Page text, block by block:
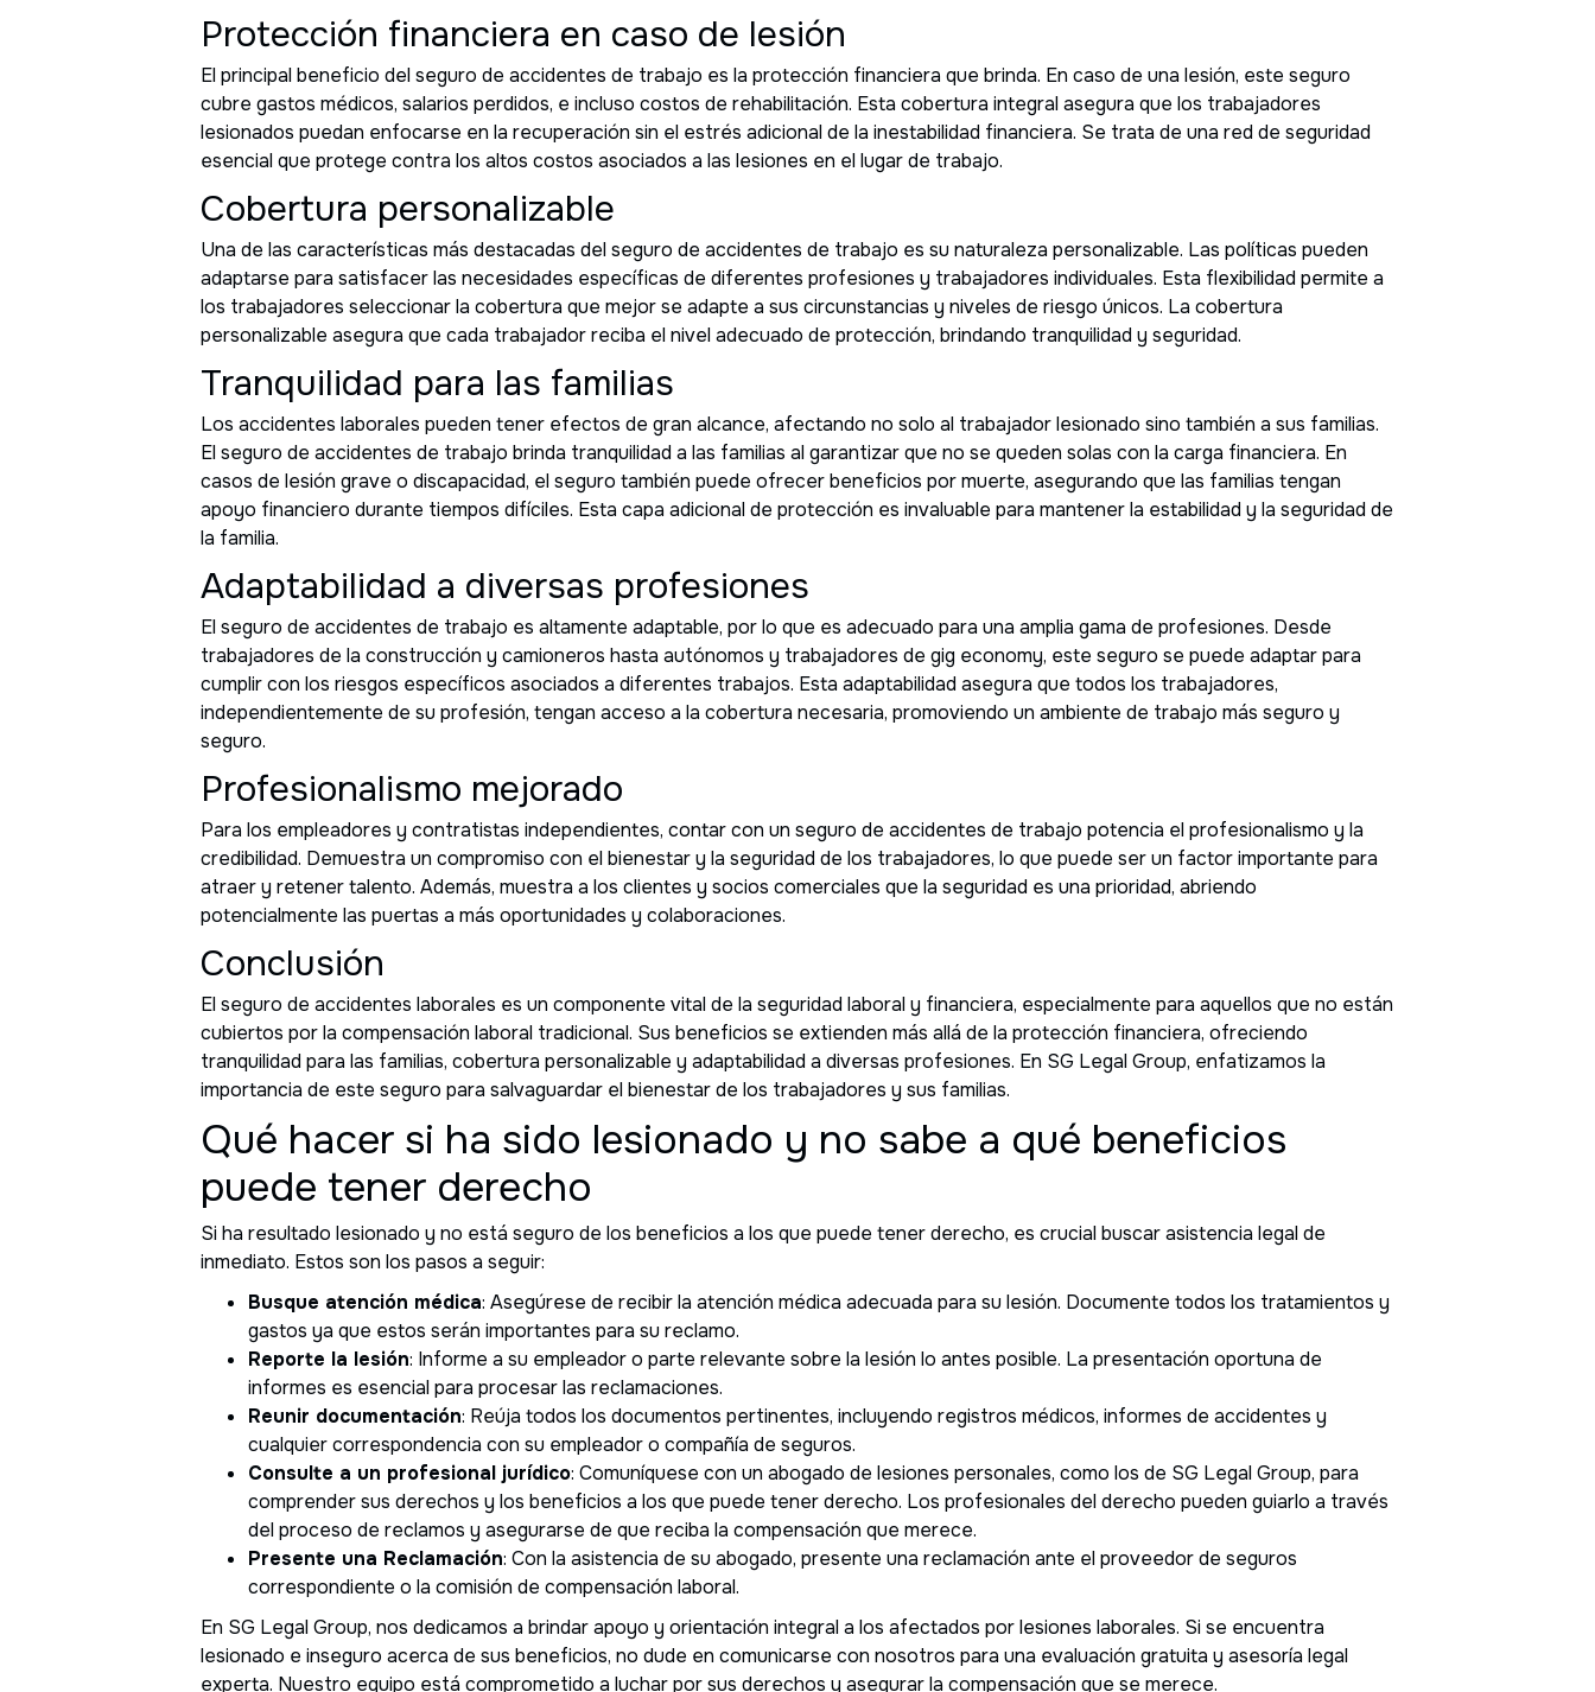
Protección financiera en caso de lesión
El principal beneficio del seguro de accidentes de trabajo es la protección financiera que brinda. En caso de una lesión, este seguro
cubre gastos médicos, salarios perdidos, e incluso costos de rehabilitación. Esta cobertura integral asegura que los trabajadores
lesionados puedan enfocarse en la recuperación sin el estrés adicional de la inestabilidad financiera. Se trata de una red de seguridad
esencial que protege contra los altos costos asociados a las lesiones en el lugar de trabajo.
Cobertura personalizable
Una de las características más destacadas del seguro de accidentes de trabajo es su naturaleza personalizable. Las políticas pueden
adaptarse para satisfacer las necesidades específicas de diferentes profesiones y trabajadores individuales. Esta flexibilidad permite a
los trabajadores seleccionar la cobertura que mejor se adapte a sus circunstancias y niveles de riesgo únicos. La cobertura
personalizable asegura que cada trabajador reciba el nivel adecuado de protección, brindando tranquilidad y seguridad.
Tranquilidad para las familias
Los accidentes laborales pueden tener efectos de gran alcance, afectando no solo al trabajador lesionado sino también a sus familias.
El seguro de accidentes de trabajo brinda tranquilidad a las familias al garantizar que no se queden solas con la carga financiera. En
casos de lesión grave o discapacidad, el seguro también puede ofrecer beneficios por muerte, asegurando que las familias tengan
apoyo financiero durante tiempos difíciles. Esta capa adicional de protección es invaluable para mantener la estabilidad y la seguridad de
la familia.
Adaptabilidad a diversas profesiones
El seguro de accidentes de trabajo es altamente adaptable, por lo que es adecuado para una amplia gama de profesiones. Desde
trabajadores de la construcción y camioneros hasta autónomos y trabajadores de gig economy, este seguro se puede adaptar para
cumplir con los riesgos específicos asociados a diferentes trabajos. Esta adaptabilidad asegura que todos los trabajadores,
independientemente de su profesión, tengan acceso a la cobertura necesaria, promoviendo un ambiente de trabajo más seguro y
seguro.
Profesionalismo mejorado
Para los empleadores y contratistas independientes, contar con un seguro de accidentes de trabajo potencia el profesionalismo y la
credibilidad. Demuestra un compromiso con el bienestar y la seguridad de los trabajadores, lo que puede ser un factor importante para
atraer y retener talento. Además, muestra a los clientes y socios comerciales que la seguridad es una prioridad, abriendo
potencialmente las puertas a más oportunidades y colaboraciones.
Conclusión
El seguro de accidentes laborales es un componente vital de la seguridad laboral y financiera, especialmente para aquellos que no están
cubiertos por la compensación laboral tradicional. Sus beneficios se extienden más allá de la protección financiera, ofreciendo
tranquilidad para las familias, cobertura personalizable y adaptabilidad a diversas profesiones. En SG Legal Group, enfatizamos la
importancia de este seguro para salvaguardar el bienestar de los trabajadores y sus familias.
Qué hacer si ha sido lesionado y no sabe a qué beneficios
puede tener derecho
Si ha resultado lesionado y no está seguro de los beneficios a los que puede tener derecho, es crucial buscar asistencia legal de
inmediato. Estos son los pasos a seguir:
Busque atención médica: Asegúrese de recibir la atención médica adecuada para su lesión. Documente todos los tratamientos y
gastos ya que estos serán importantes para su reclamo.
Reporte la lesión: Informe a su empleador o parte relevante sobre la lesión lo antes posible. La presentación oportuna de
informes es esencial para procesar las reclamaciones.
Reunir documentación: Reúja todos los documentos pertinentes, incluyendo registros médicos, informes de accidentes y
cualquier correspondencia con su empleador o compañía de seguros.
Consulte a un profesional jurídico: Comuníquese con un abogado de lesiones personales, como los de SG Legal Group, para
comprender sus derechos y los beneficios a los que puede tener derecho. Los profesionales del derecho pueden guiarlo a través
del proceso de reclamos y asegurarse de que reciba la compensación que merece.
Presente una Reclamación: Con la asistencia de su abogado, presente una reclamación ante el proveedor de seguros
correspondiente o la comisión de compensación laboral.
En SG Legal Group, nos dedicamos a brindar apoyo y orientación integral a los afectados por lesiones laborales. Si se encuentra
lesionado e inseguro acerca de sus beneficios, no dude en comunicarse con nosotros para una evaluación gratuita y asesoría legal
experta. Nuestro equipo está comprometido a luchar por sus derechos y asegurar la compensación que se merece.